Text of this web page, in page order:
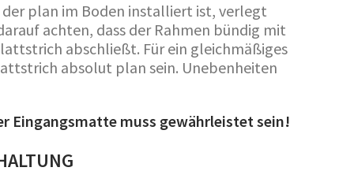
plan im Boden installiert ist, verlegt
achten, dass der Rahmen bündig mit
abschließt. Für ein gleichmäßiges
absolut plan sein. Unebenheiten
Eingangsmatte muss gewährleistet sein!